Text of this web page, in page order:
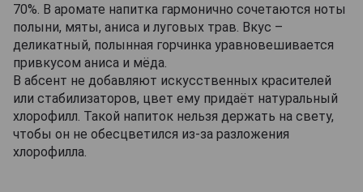
70%. В аромате напитка гармонично сочетаются ноты
полыни, мяты, аниса и луговых трав. Вкус –
деликатный, полынная горчинка уравновешивается
привкусом аниса и мёда.
В абсент не добавляют искусственных красителей
или стабилизаторов, цвет ему придаёт натуральный
хлорофилл. Такой напиток нельзя держать на свету,
чтобы он не обесцветился из-за разложения
хлорофилла.